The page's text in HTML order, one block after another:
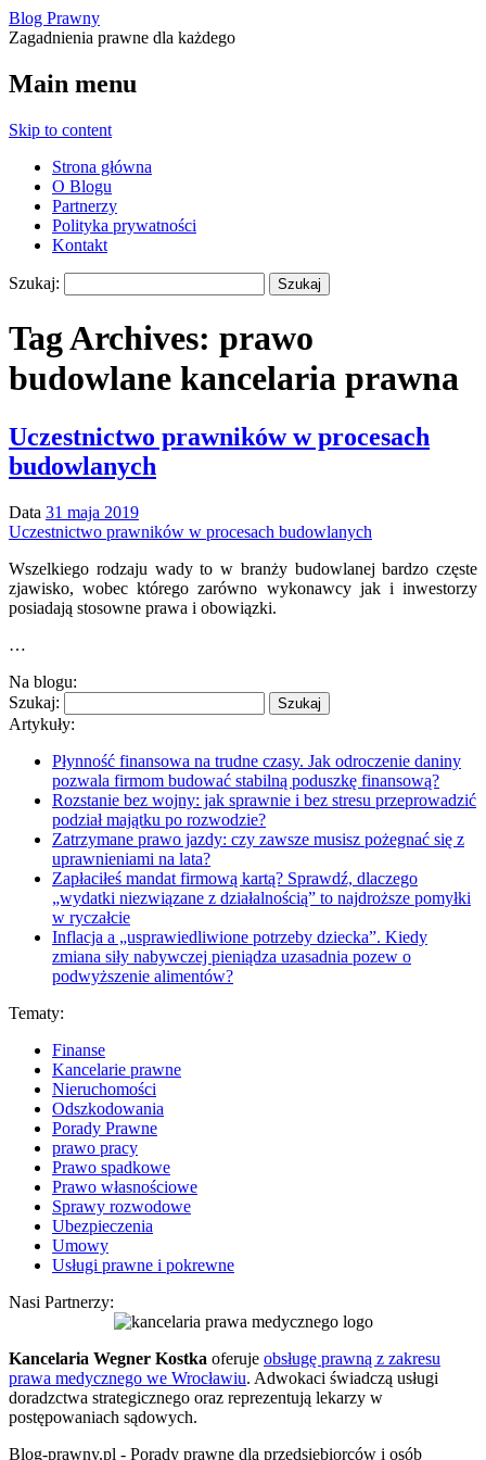
Blog Prawny
Zagadnienia prawne dla każdego
Main menu
Skip to content
Strona główna
O Blogu
Partnerzy
Polityka prywatności
Kontakt
Szukaj:
Tag Archives: prawo
budowlane kancelaria prawna
Uczestnictwo prawników w procesach
budowlanych
Data 31 maja 2019
Uczestnictwo prawników w procesach budowlanych
Wszelkiego rodzaju wady to w branży budowlanej bardzo częste
zjawisko, wobec którego zarówno wykonawcy jak i inwestorzy
posiadają stosowne prawa i obowiązki.
…
Na blogu:
Szukaj:
Artykuły:
Płynność finansowa na trudne czasy. Jak odroczenie daniny
pozwala firmom budować stabilną poduszkę finansową?
Rozstanie bez wojny: jak sprawnie i bez stresu przeprowadzić
podział majątku po rozwodzie?
Zatrzymane prawo jazdy: czy zawsze musisz pożegnać się z
uprawnieniami na lata?
Zapłaciłeś mandat firmową kartą? Sprawdź, dlaczego
„wydatki niezwiązane z działalnością” to najdroższe pomyłki
w ryczałcie
Inflacja a „usprawiedliwione potrzeby dziecka”. Kiedy
zmiana siły nabywczej pieniądza uzasadnia pozew o
podwyższenie alimentów?
Tematy:
Finanse
Kancelarie prawne
Nieruchomości
Odszkodowania
Porady Prawne
prawo pracy
Prawo spadkowe
Prawo własnościowe
Sprawy rozwodowe
Ubezpieczenia
Umowy
Usługi prawne i pokrewne
Nasi Partnerzy:
Kancelaria Wegner Kostka oferuje obsługę prawną z zakresu
prawa medycznego we Wrocławiu. Adwokaci świadczą usługi
doradzctwa strategicznego oraz reprezentują lekarzy w
postępowaniach sądowych.
Blog-prawny.pl - Porady prawne dla przedsiębiorców i osób